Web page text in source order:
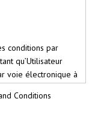
conditions par
qu’Utilisateur
voie électronique à
Veuillez les lire
Conditions